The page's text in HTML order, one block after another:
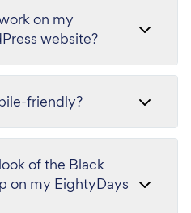
on my
website?
friendly?
of the Black
on my EightyDays